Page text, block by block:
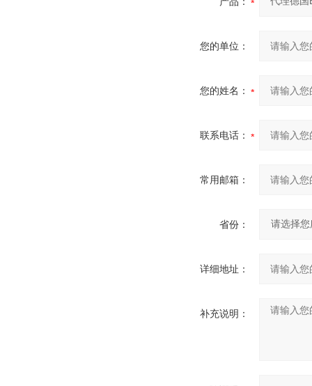
您的单位：
您的姓名：
联系电话：
常用邮箱：
省份：
详细地址：
补充说明：